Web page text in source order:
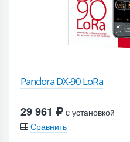
Pandora DX-90 LoRa
29 961
c установкой
Сравнить